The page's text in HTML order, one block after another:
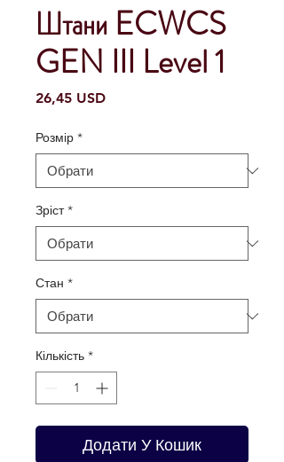
Штани ECWCS
GEN III Level 1
26,45 USDЦіна
Розмір *
Зріст *
Стан *
Кількість *
Додати У Кошик